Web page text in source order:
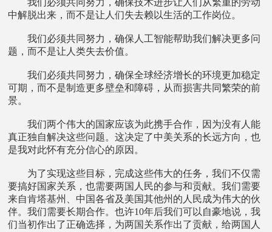
中解脱出来，而不是让人们失去赖以生活的工作岗位。
我们必须共同努力，确保人工智能帮助我们解决更多问
题，而不是让人类失去价值。
我们必须共同努力，确保全球经济增长的环境更加稳定
可期，而不是制造更多壁垒和障碍，从而损害共同繁荣的前
景。
我们两个伟大的国家应该为此携手合作，因为没有人能
真正独自解决这些问题。这决定了中美关系的长远方向，也
是我对此怀有充分信心的原因。
为了实现这些目标，完成这些伟大的任务，我们不仅需
要搞好国家关系，也需要两国人民的参与和贡献。我们需要
来自肯塔基州、中国各省及美国其他州的人民成为伟大的伙
伴。我们需要长期合作。也许10年后我们可以自豪地说，我
们当初作出了正确选择，为两国关系作出了贡献，给两国人